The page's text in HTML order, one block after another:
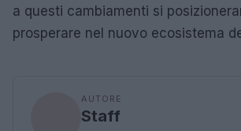
a questi cambiamenti si
prosperare nel nuovo ecosistema
AUTORE
Staff